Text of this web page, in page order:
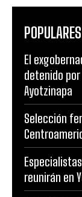
POPULARES
El
detenido por
Ayotzinapa
Selección
reunirán en